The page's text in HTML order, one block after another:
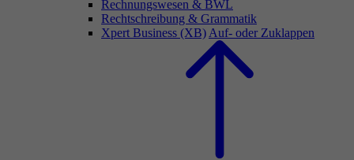
Rechnungswesen & BWL
Rechtschreibung & Grammatik
Xpert Business (XB) Auf- oder Zuklappen